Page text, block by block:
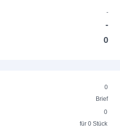
-
-
0
0
Brief
0
für 0 Stück